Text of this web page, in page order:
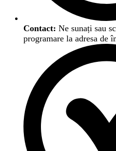
Contact: Ne sunați sau
programare la adresa de